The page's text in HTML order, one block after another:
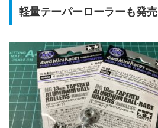
軽量テーパーローラーも発売